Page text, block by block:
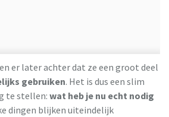
er later achter dat ze een groot deel
gebruiken. Het is dus een slim
te stellen: wat heb je nu echt nodig
dingen blijken uiteindelijk